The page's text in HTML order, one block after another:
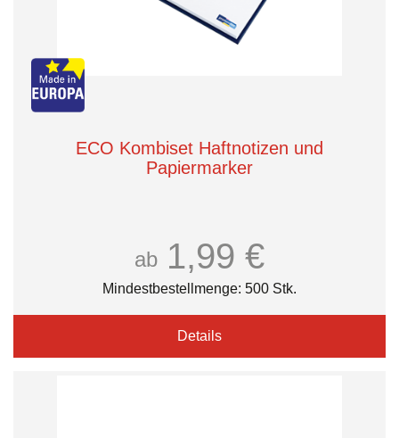
ECO Kombiset Haftnotizen und
Papiermarker
ab 1,99 €
Mindestbestellmenge: 500 Stk.
Details